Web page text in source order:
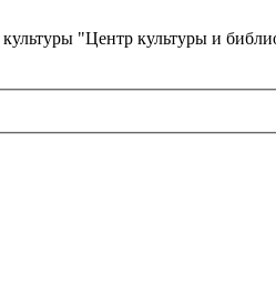
"Центр культуры и